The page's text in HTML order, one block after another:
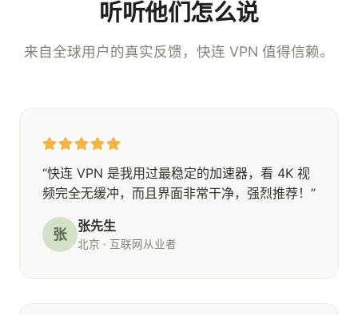
听听他们怎么说
来自全球用户的真实反馈，快连 VPN 值得信赖。
“快连 VPN 是我用过最稳定的加速器，看 4K 视
频完全无缓冲，而且界面非常干净，强烈推荐！”
张 张先生
北京 · 互联网从业者